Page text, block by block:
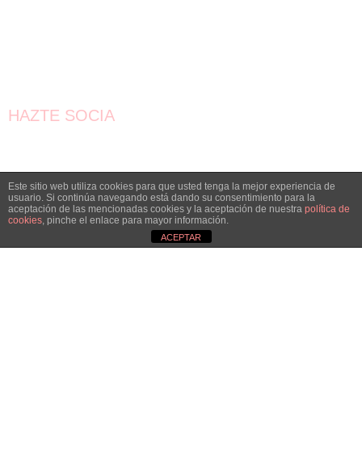
HAZTE SOCIA
Aún queda por conseguir.
¡Juntas llegaremos más lejos!
Este sitio web utiliza cookies para que usted tenga la mejor experiencia de
usuario. Si continúa navegando está dando su consentimiento para la
aceptación de las mencionadas cookies y la aceptación de nuestra política de
cookies, pinche el enlace para mayor información.
ACEPTAR